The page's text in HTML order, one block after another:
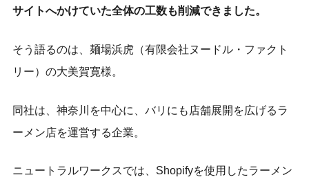
サイトへかけていた全体の工数も削減できました。
そう語るのは、麺場浜虎（有限会社ヌードル・ファクト
リー）の大美賀寛様。
同社は、神奈川を中心に、バリにも店舗展開を広げるラ
ーメン店を運営する企業。
ニュートラルワークスでは、Shopifyを使用したラーメン